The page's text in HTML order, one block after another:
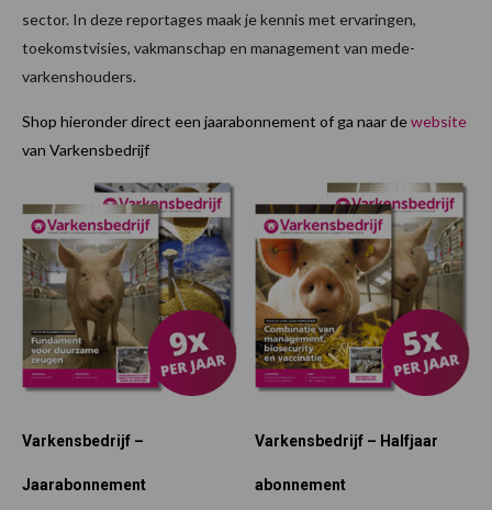
sector. In deze reportages maak je kennis met ervaringen,
toekomstvisies, vakmanschap en management van mede-
varkenshouders.
Shop hieronder direct een jaarabonnement of ga naar dewebsite
van Varkensbedrijf
Varkensbedrijf –
Jaarabonnement
Varkensbedrijf – Halfjaar
abonnement